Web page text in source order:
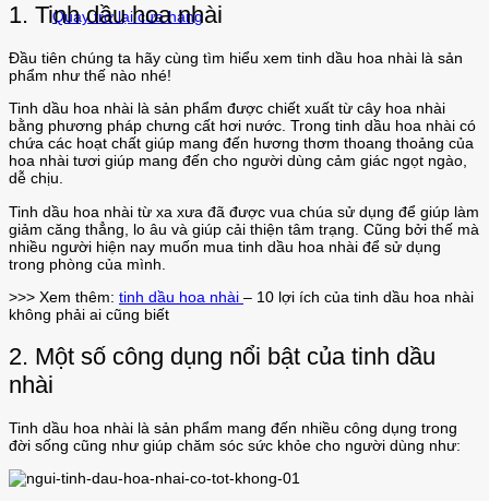
Quay trở lại cửa hàng
1. Tinh dầu hoa nhài
Đầu tiên chúng ta hãy cùng tìm hiểu xem tinh dầu hoa nhài là sản
phẩm như thế nào nhé!
Tinh dầu hoa nhài là sản phẩm được chiết xuất từ cây hoa nhài
bằng phương pháp chưng cất hơi nước. Trong tinh dầu hoa nhài có
chứa các hoạt chất giúp mang đến hương thơm thoang thoảng của
hoa nhài tươi giúp mang đến cho người dùng cảm giác ngọt ngào,
dễ chịu.
Tinh dầu hoa nhài từ xa xưa đã được vua chúa sử dụng để giúp làm
giảm căng thẳng, lo âu và giúp cải thiện tâm trạng. Cũng bởi thế mà
nhiều người hiện nay muốn mua tinh dầu hoa nhài để sử dụng
trong phòng của mình.
>>> Xem thêm: tinh dầu hoa nhài – 10 lợi ích của tinh dầu hoa nhài
không phải ai cũng biết
2. Một số công dụng nổi bật của tinh dầu
nhài
Tinh dầu hoa nhài là sản phẩm mang đến nhiều công dụng trong
đời sống cũng như giúp chăm sóc sức khỏe cho người dùng như: